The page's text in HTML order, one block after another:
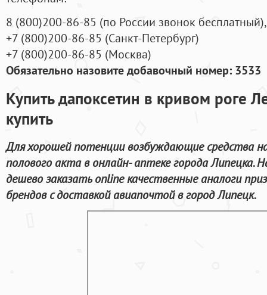
8 (800)200-86-85 (по России звонок бесплатный),
+7 (800)200-86-85 (Санкт-Петербург)
+7 (800)200-86-85 (Москва)
Обязательно назовите добавочный номер: 3533
Купить дапоксетин в кривом роге
купить
Для хорошей потенции возбуждающие средства
полового акта в онлайн- аптеке города
дешево заказать online качественные аналоги
брендов с доставкой авиапочтой в город Липецк.